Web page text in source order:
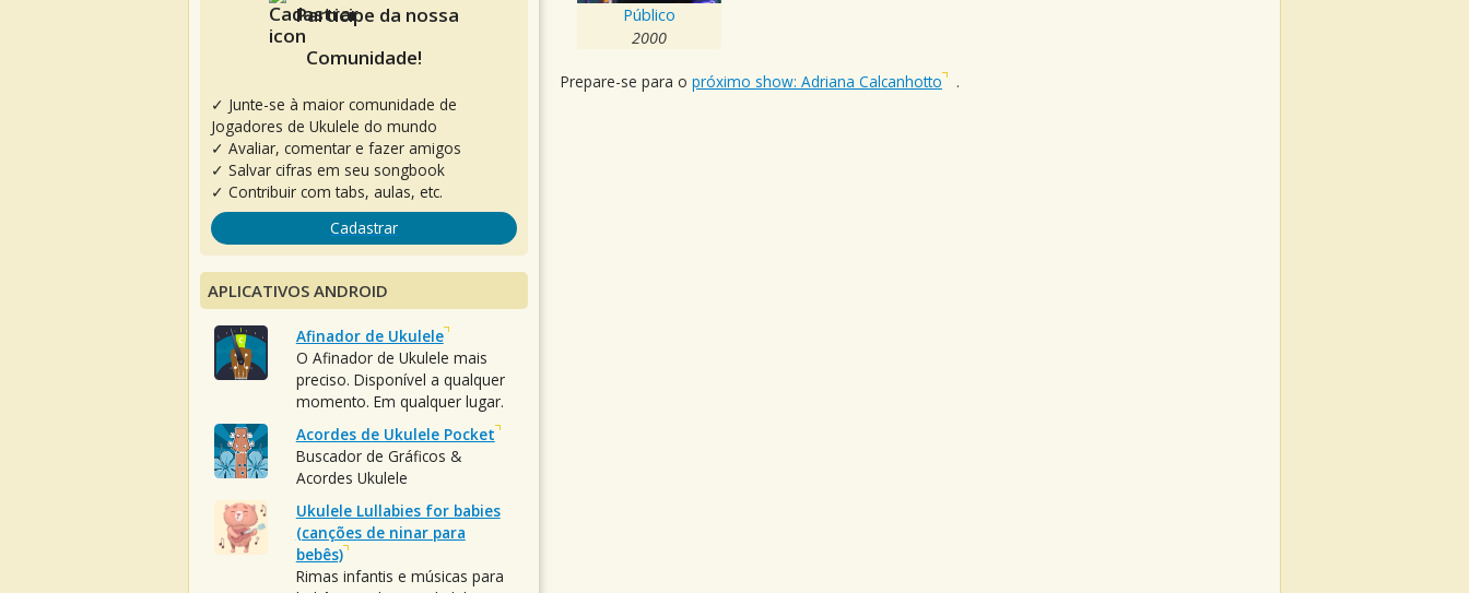
Público
2000
Prepare-se para o próximo show: Adriana Calcanhotto .
Participe da nossa
Comunidade!
✓ Junte-se à maior comunidade de
Jogadores de Ukulele do mundo
✓ Avaliar, comentar e fazer amigos
✓ Salvar cifras em seu songbook
✓ Contribuir com tabs, aulas, etc.
Cadastrar
APLICATIVOS ANDROID
Afinador de Ukulele
O Afinador de Ukulele mais
preciso. Disponível a qualquer
momento. Em qualquer lugar.
Acordes de Ukulele Pocket
Buscador de Gráficos &
Acordes Ukulele
Ukulele Lullabies for babies
(canções de ninar para
bebês)
Rimas infantis e músicas para